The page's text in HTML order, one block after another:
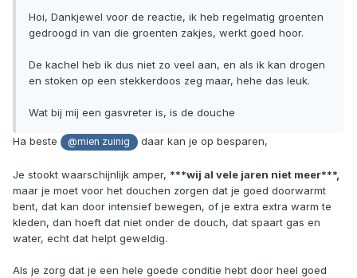
Hoi, Dankjewel voor de reactie, ik heb regelmatig groenten
gedroogd in van die groenten zakjes, werkt goed hoor.
De kachel heb ik dus niet zo veel aan, en als ik kan drogen
en stoken op een stekkerdoos zeg maar, hehe das leuk.
Wat bij mij een gasvreter is, is de douche
Ha beste @mien zuinig daar kan je op besparen,
Je stookt waarschijnlijk amper, ***wij al vele jaren niet meer***,
maar je moet voor het douchen zorgen dat je goed doorwarmt
bent, dat kan door intensief bewegen, of je extra extra warm te
kleden, dan hoeft dat niet onder de douch, dat spaart gas en
water, echt dat helpt geweldig.
Als je zorg dat je een hele goede conditie hebt door heel goed